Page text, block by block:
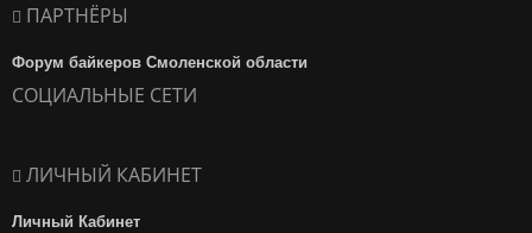
ПАРТНЁРЫ
Форум байкеров Смоленской области
СОЦИАЛЬНЫЕ СЕТИ
ЛИЧНЫЙ КАБИНЕТ
Личный Кабинет